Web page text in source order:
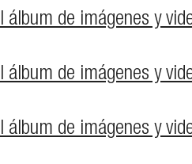
álbum de imágenes y
álbum de imágenes y
álbum de imágenes y